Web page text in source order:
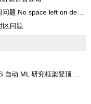
No space left on device
区问题
ML 研究框架登顶 GitHub